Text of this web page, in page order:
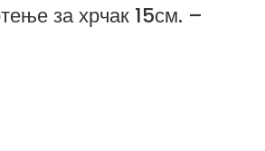
за хрчак 15см. –